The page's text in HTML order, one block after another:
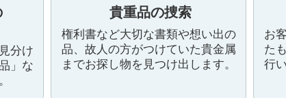
分け
」な
貴重品の捜索
権利書など大切な書類や想い出の
品、故人の方がつけていた貴金属
までお探し物を見つけ出します。
お
た
行